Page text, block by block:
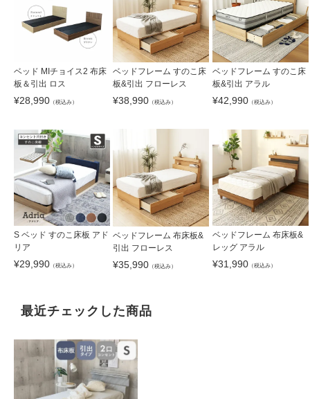
ベッド MIチョイス2 布床
板＆引出 ロス
¥28,990 （税込み）
ベッドフレーム すのこ床
板&引出 フローレス
¥38,990 （税込み）
ベッドフレーム すのこ床
板&引出 アラル
¥42,990（税込み）
S ベッド すのこ床板 アド
リア
¥29,990 （税込み）
ベッドフレーム 布床板&
引出 フローレス
¥35,990 （税込み）
ベッドフレーム 布床板&
レッグ アラル
¥31,990（税込み）
最近チェックした商品